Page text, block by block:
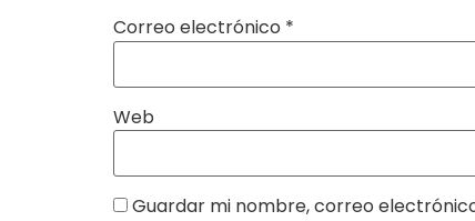
Correo electrónico *
Web
Guardar mi nombre, correo